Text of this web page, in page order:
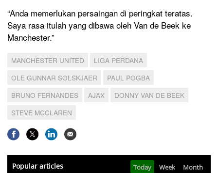
“Anda memerlukan persaingan di peringkat teratas.
Saya rasa itulah yang dibawa oleh Van de Beek ke
Manchester.”
MANCHESTER UNITED
LIGA PERDANA
OLE GUNNAR SOLSKJAER
PAUL POGBA
BRUNO FERNANDES
AJAX
DONNY VAN DE BEEK
STEVE MCCLAREN
Popular articles Today Week Month